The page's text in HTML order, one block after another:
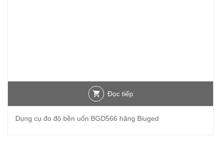
Đọc tiếp
Dụng cụ đo độ bền uốn BGD566 hãng Biuged